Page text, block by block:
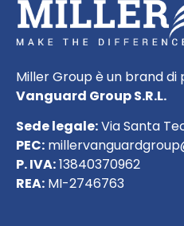
Miller Group è un brand
Vanguard Group S.R.L.
Sede legale:Via Santa
PEC:
P. IVA:13840370962
REA: MI-2746763